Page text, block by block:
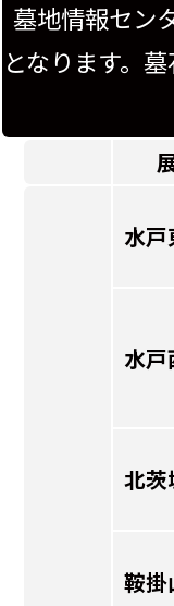
墓地情報セン
となります。
水
水
北茨
鞍掛